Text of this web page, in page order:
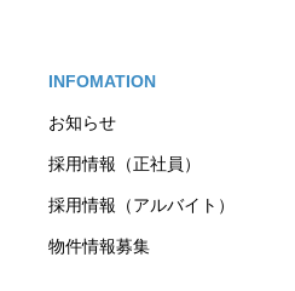
INFOMATION
お知らせ
採用情報（正社員）
採用情報（アルバイト）
物件情報募集